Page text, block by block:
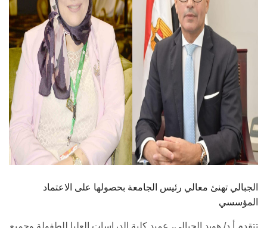
سياسات جامعة عين شمس
إستراتيجية التعليم والتعلم (الجامعة)
الجبالي تهنئ معالي رئيس الجامعة بحصولها على الاعتماد
المؤسسي
تتقدم أ.د/ هويد الجبالي، عميد كلية الدراسات العليا للطفولة وجميع